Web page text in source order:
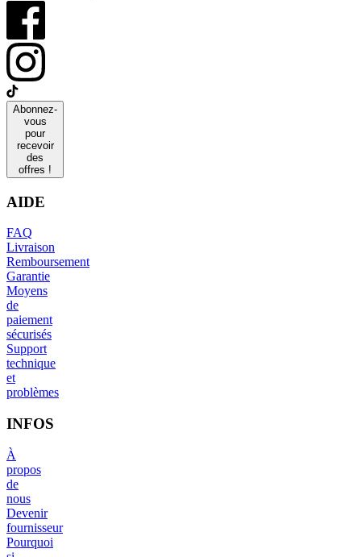
Abonnez-
vous
pour
recevoir
des
offres !
AIDE
FAQ
Livraison
Remboursement
Garantie
Moyens
de
paiement
sécurisés
Support
technique
et
problèmes
INFOS
À
propos
de
nous
Devenir
fournisseur
Pourquoi